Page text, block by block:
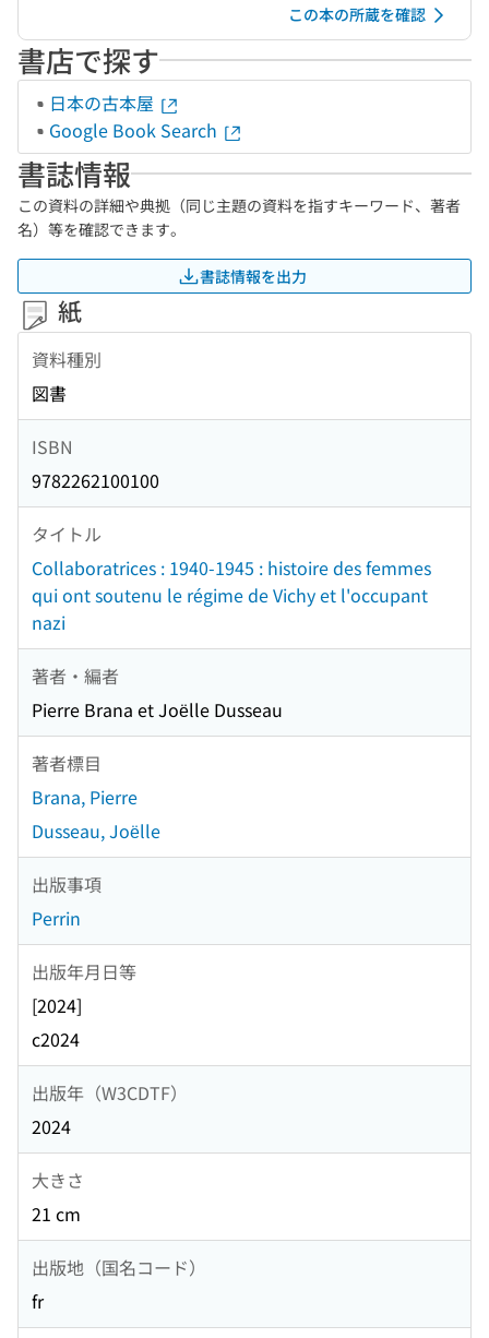
この本の所蔵を確認
書店で探す
日本の古本屋
Google Book Search
書誌情報
この資料の詳細や典拠（同じ主題の資料を指すキーワード、著者
名）等を確認できます。
書誌情報を出力
紙
資料種別
図書
ISBN
9782262100100
タイトル
Collaboratrices : 1940-1945 : histoire des femmes
qui ont soutenu le régime de Vichy et l'occupant
nazi
著者・編者
Pierre Brana et Joëlle Dusseau
著者標目
Brana, Pierre
Dusseau, Joëlle
出版事項
Perrin
出版年月日等
[2024]
c2024
出版年（W3CDTF）
2024
大きさ
21 cm
出版地（国名コード）
fr